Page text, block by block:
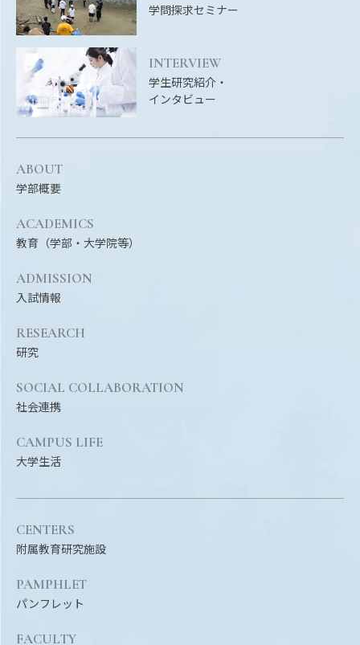
学問探求セミナー
INTERVIEW
学生研究紹介・
インタビュー
ABOUT
学部概要
ACADEMICS
教育（学部・大学院等）
ADMISSION
入試情報
RESEARCH
研究
SOCIAL COLLABORATION
社会連携
CAMPUS LIFE
大学生活
CENTERS
附属教育研究施設
PAMPHLET
パンフレット
FACULTY